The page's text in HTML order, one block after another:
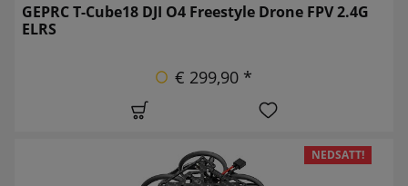
GEPRC T-Cube18 DJI O4 Freestyle Drone FPV 2.4G
ELRS
€ 299,90 *
NEDSATT!